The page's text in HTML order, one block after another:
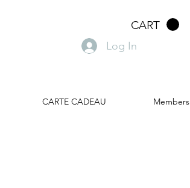
CART
Log In
CARTE CADEAU Members